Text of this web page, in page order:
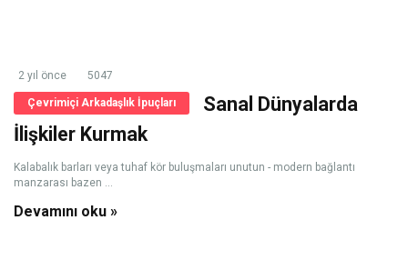
2 yıl önce 5047
Çevrimiçi Arkadaşlık İpuçları
Sanal Dünyalarda
İlişkiler Kurmak
Kalabalık barları veya tuhaf kör buluşmaları unutun - modern bağlantı
manzarası bazen ...
Devamını oku »